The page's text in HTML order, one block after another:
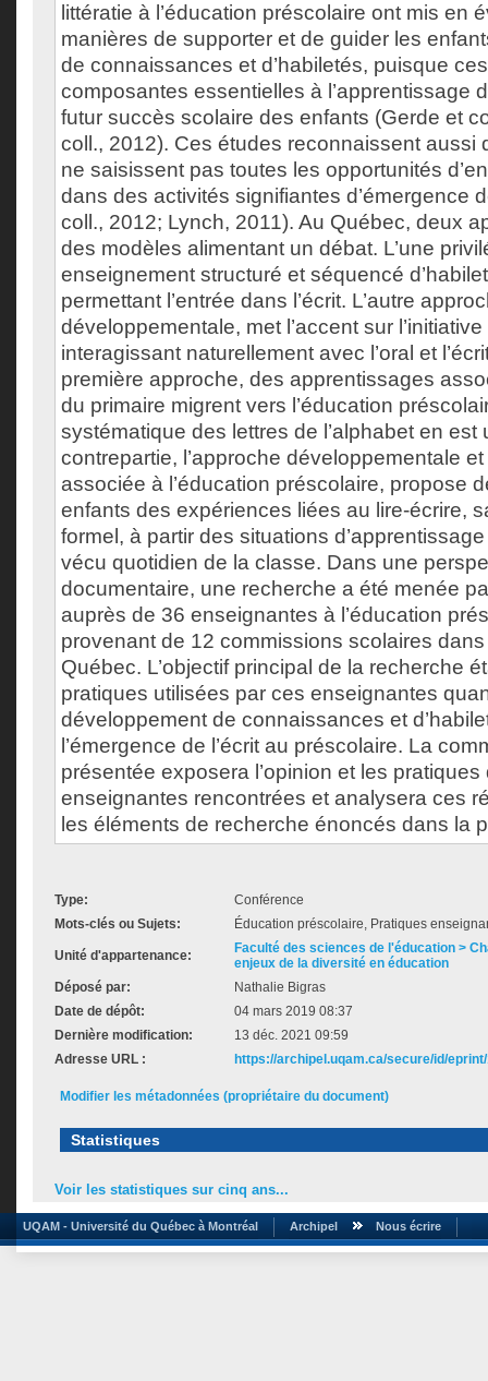
littératie à l’éducation préscolaire ont mis en
manières de supporter et de guider les
de connaissances et d’habiletés, puisque
composantes essentielles à l’apprentissage
futur succès scolaire des enfants (Gerde et
coll., 2012). Ces études reconnaissent aussi
ne saisissent pas toutes les opportunités
dans des activités signifiantes d’émergence
coll., 2012; Lynch, 2011). Au Québec, deux
des modèles alimentant un débat. L’une
enseignement structuré et séquencé
permettant l’entrée dans l’écrit. L’autre
développementale, met l’accent sur l’initiative
interagissant naturellement avec l’oral et
première approche, des apprentissages
du primaire migrent vers l’éducation
systématique des lettres de l’alphabet en est
contrepartie, l’approche développementale
associée à l’éducation préscolaire, propose
enfants des expériences liées au lire-écrire,
formel, à partir des situations
vécu quotidien de la classe. Dans une
documentaire, une recherche a été menée
auprès de 36 enseignantes à l’éducation
provenant de 12 commissions scolaires
Québec. L’objectif principal de la recherche
pratiques utilisées par ces enseignantes
développement de connaissances et
l’émergence de l’écrit au préscolaire. La
présentée exposera l’opinion et les
enseignantes rencontrées et analysera ces
les éléments de recherche énoncés dans la
Type:
Conférence
Mots-clés ou Sujets:
Éducation préscolaire, Pratiques
Unité d'appartenance:
Faculté des sciences de l'éducation >
enjeux de la diversité en éducation
Déposé par:
Nathalie Bigras
Date de dépôt:
04 mars 2019 08:37
Dernière modification:
13 déc. 2021 09:59
Adresse URL :
https://archipel.uqam.ca/secure/id/
Modifier les métadonnées (propriétaire du document)
Statistiques
Voir les statistiques sur cinq ans...
UQAM - Université du Québec à Montréal Archipel Nous écrire